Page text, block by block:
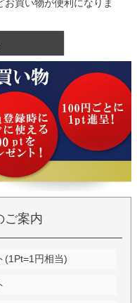
買い物が便利になりま
ご案内
(1Pt=1円相当)